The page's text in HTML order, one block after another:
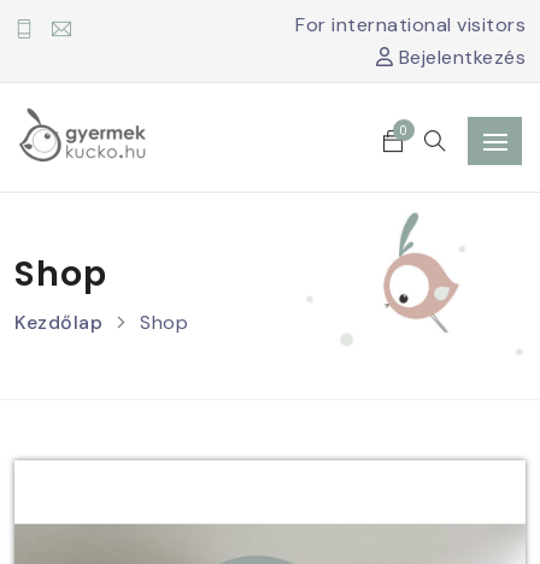
For international visitors
Bejelentkezés
0
Shop
Kezdőlap Shop